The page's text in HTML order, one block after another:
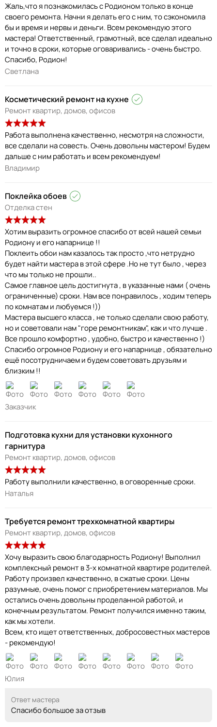
Жаль,что я познакомилась с Родионом только в конце
своего ремонта. Начни я делать его с ним, то сэкономила
бы и время и нервы и деньги. Всем рекомендую этого
мастера! Ответственный, грамотный, все сделал идеально
и точно в сроки, которые оговаривались - очень быстро.
Спасибо, Родион!
Светлана
Косметический ремонт на кухне
Ремонт квартир, домов, офисов
Работа выполнена качественно, несмотря на сложности,
все сделали на совесть. Очень довольны мастером! Будем
дальше с ним работать и всем рекомендуем!
Владимир
Поклейка обоев
Отделка стен
Хотим выразить огромное спасибо от всей нашей семьи
Родиону и его напарнице !!
Поклеить обои нам казалось так просто ,что нетрудно
будет найти мастера в этой сфере .Но не тут было , через
что мы только не прошли..
Самое главное цель достигнута , в указанные нами ( очень
ограниченные) сроки. Нам все понравилось , ходим теперь
по комнатам и любуемся !))
Мастера высшего класса , не только сделали свою работу,
но и советовали нам "горе ремонтникам", как и что лучше .
Все прошло комфортно , удобно, быстро и качественно !)
Спасибо огромное Родиону и его напарнице , обязательно
ещё посотрудничаем и будем советовать друзьям и
близким !!
Заказчик
Подготовка кухни для установки кухонного
гарнитура
Ремонт квартир, домов, офисов
Работу выполнили качественно, в оговоренные сроки.
Наталья
Требуется ремонт трехкомнатной квартиры
Ремонт квартир, домов, офисов
Хочу выразить свою благодарность Родиону! Выполнил
комплексный ремонт в 3-х комнатной квартире родителей.
Работу произвел качественно, в сжатые сроки. Цены
разумные, очень помог с приобретением материалов. Мы
остались очень довольны проделанной работой, и
конечным результатом. Ремонт получился именно таким,
как мы хотели.
Всем, кто ищет ответственных, добросовестных мастеров
- рекомендую!
Юлия
Ответ мастера
Спасибо большое за отзыв